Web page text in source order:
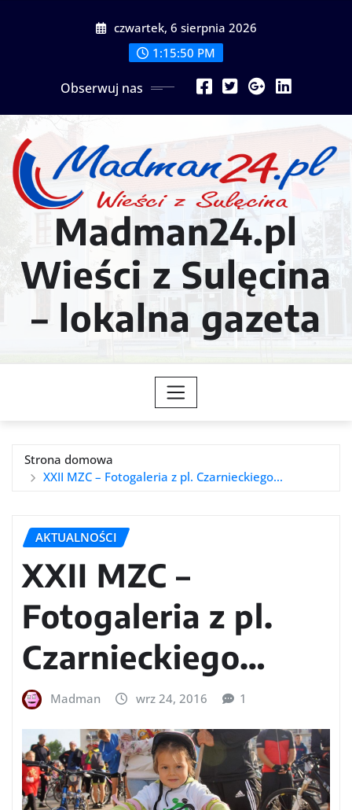
czwartek, 6 sierpnia 2026
1:15:52 PM
Obserwuj nas
Madman24.pl
Wieści z Sulęcina
– lokalna gazeta
Strona domowa
XXII MZC – Fotogaleria z pl. Czarnieckiego…
AKTUALNOŚCI
XXII MZC –
Fotogaleria z pl.
Czarnieckiego…
Madman wrz 24, 2016 1